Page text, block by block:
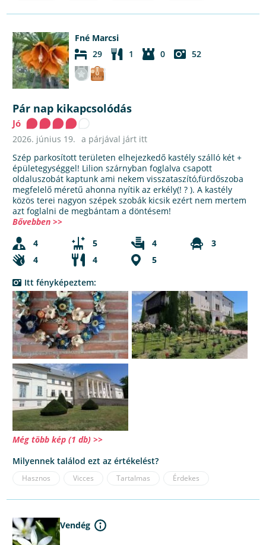
Fné Marcsi
29
1 0 52
Pár nap kikapcsolódás
Jó
2026. június 19. a párjával járt itt
Szép parkosított területen elhejezkedő kastély szálló két +
épületegységgel! Lilion szárnyban foglalva csapott
oldaluszobát kaptunk ami nekem visszataszító,fürdőszoba
megfelelő méretű ahonna nyítik az erkély(! ? ). A kastély
közös terei nagyon szépek szobák kicsik ezért nem mertem
azt foglalni de megbántam a döntésem!
Bővebben >>
4
5 4
3
4
4
5
Itt fényképeztem:
Még több kép (1 db) >>
Milyennek találod ezt az értékelést?
Hasznos Vicces Tartalmas Érdekes
Vendég